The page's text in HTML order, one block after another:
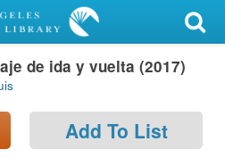
de ida y vuelta (2017)
Add To List